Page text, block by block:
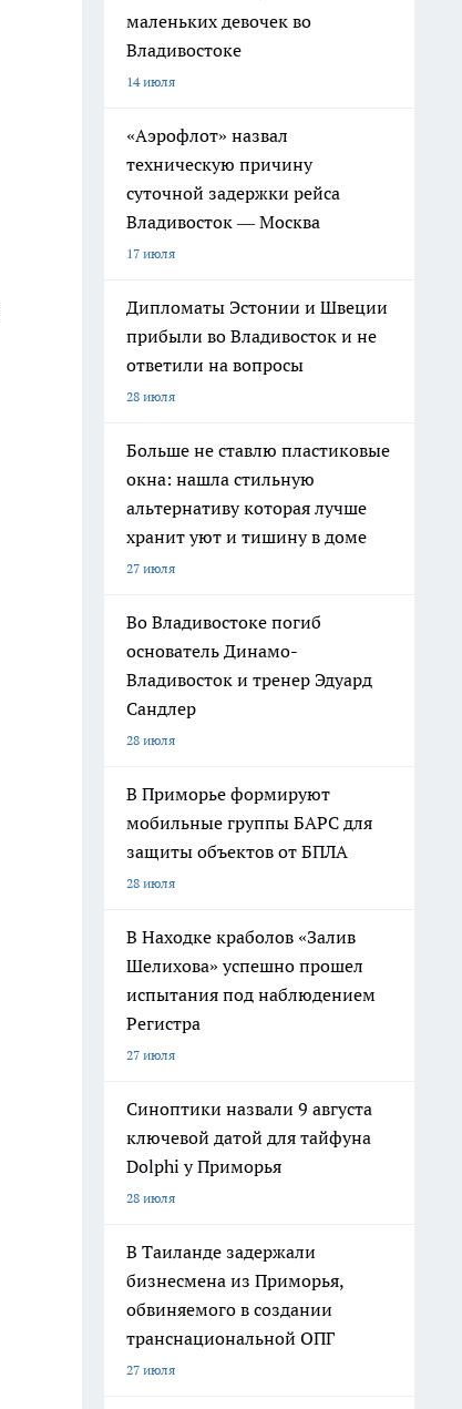
маленьких девочек во
Владивостоке
14 июля
«Аэрофлот» назвал
техническую причину
суточной задержки рейса
Владивосток — Москва
17 июля
Дипломаты Эстонии и Швеции
прибыли во Владивосток и не
ответили на вопросы
28 июля
Больше не ставлю пластиковые
окна: нашла стильную
альтернативу которая лучше
хранит уют и тишину в доме
27 июля
Во Владивостоке погиб
основатель Динамо-
Владивосток и тренер Эдуард
Сандлер
28 июля
В Приморье формируют
мобильные группы БАРС для
защиты объектов от БПЛА
28 июля
В Находке краболов «Залив
Шелихова» успешно прошел
испытания под наблюдением
Регистра
27 июля
Синоптики назвали 9 августа
ключевой датой для тайфуна
Dolphi у Приморья
28 июля
В Таиланде задержали
бизнесмена из Приморья,
обвиняемого в создании
транснациональной ОПГ
27 июля